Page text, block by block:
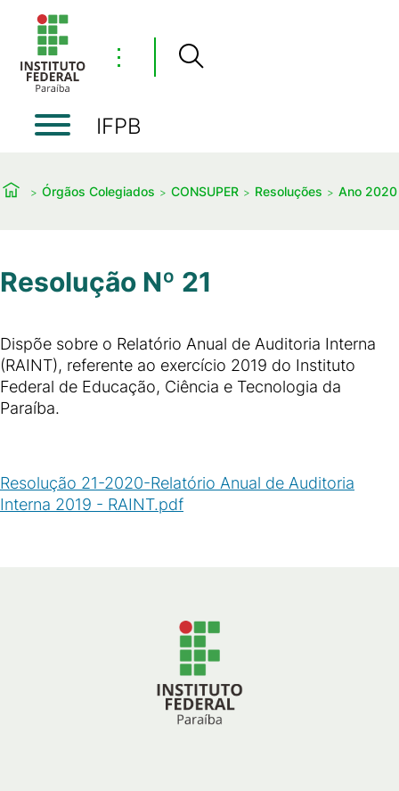
⋮
IFPB
Órgãos Colegiados CONSUPER Resoluções Ano 2020
Resolução Nº 21
Dispõe sobre o Relatório Anual de Auditoria Interna
(RAINT), referente ao exercício 2019 do Instituto
Federal de Educação, Ciência e Tecnologia da
Paraíba.
Resolução 21-2020-Relatório Anual de Auditoria
Interna 2019 - RAINT.pdf